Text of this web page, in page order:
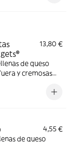
13,80 €
de queso
y cremosas
4,55 €
de queso